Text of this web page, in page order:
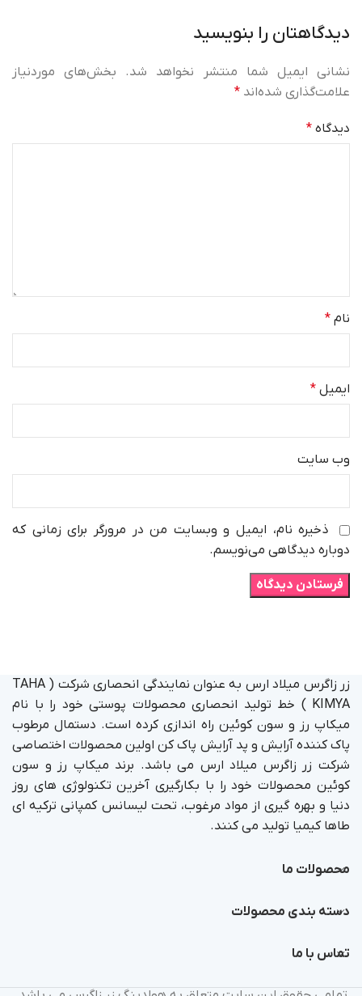
دیدگاهتان را بنویسید
نشانی ایمیل شما منتشر نخواهد شد.
بخش‌های موردنیاز
علامت‌گذاری شده‌اند *
دیدگاه *
نام *
ایمیل *
وب‌ سایت
ذخیره نام، ایمیل و وبسایت من در مرورگر برای زمانی که
دوباره دیدگاهی می‌نویسم.
زر زاگرس میلاد ارس به عنوان نمایندگی انحصاری شرکت ( TAHA
KIMYA ) خط تولید انحصاری محصولات پوستی خود را با نام
میکاپ رز و سون کوئین راه اندازی کرده است. دستمال مرطوب
پاک کننده آرایش و پد آرایش پاک کن اولین محصولات اختصاصی
شرکت زر زاگرس میلاد ارس می باشد. برند میکاپ رز و سون
کوئین محصولات خود را با بکارگیری آخرین تکنولوژی های روز
دنیا و بهره گیری از مواد مرغوب، تحت لیسانس کمپانی ترکیه ای
طاها کیمیا تولید می کنند.
محصولات ما
دسته بندی محصولات
تماس با ما